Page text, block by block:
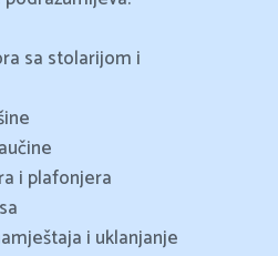
sa stolarijom i
i plafonjera
i uklanjanje